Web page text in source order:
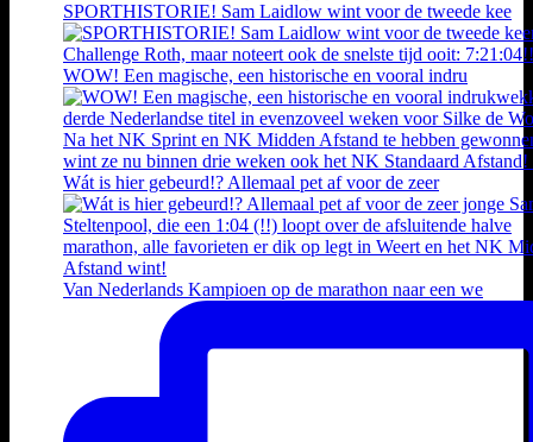
SPORTHISTORIE! Sam Laidlow wint voor de tweede kee
WOW! Een magische, een historische en vooral indru
Wát is hier gebeurd!? Allemaal pet af voor de zeer
Van Nederlands Kampioen op de marathon naar een we